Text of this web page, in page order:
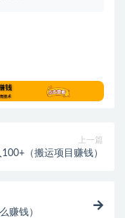
上一篇
（搬运项目赚钱）
赚钱）